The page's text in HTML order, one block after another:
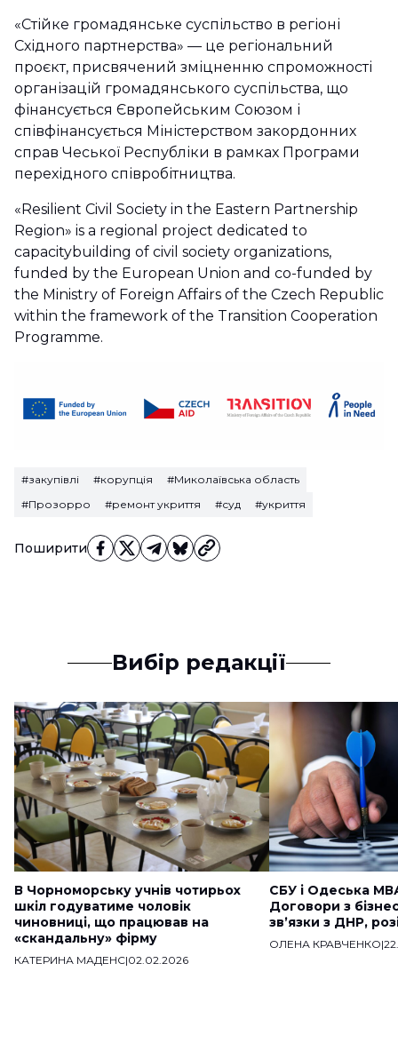
Поширити
«Стійке громадянське суспільство в регіоні
Східного партнерства» — це регіональний
проєкт, присвячений зміцненню спроможності
організацій громадянського суспільства, що
фінансується Європейським Союзом і
співфінансується Міністерством закордонних
справ Чеської Республіки в рамках Програми
перехідного співробітництва.
«Resilient Civil Society in the Eastern Partnership
Region» is a regional project dedicated to
capacitybuilding of civil society organizations,
funded by the European Union and co-funded by
the Ministry of Foreign Affairs of the Czech Republic
within the framework of the Transition Cooperation
Programme.
#закупівлі #корупція
#Миколаївська область
#Прозорро
#ремонт укриття #суд #укриття
Вибір редакції
В Чорноморську учнів чотирьох
шкіл годуватиме чоловік
чиновниці, що працював на
«скандальну» фірму
КАТЕРИНА МАДЕНС|02.02.2026
СБУ і Одеська
Договори з
звʼязки з ДНР,
ОЛЕНА КРАВЧЕНКО|